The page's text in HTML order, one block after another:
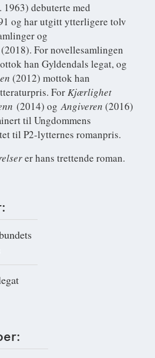
1963) debuterte med
og har utgitt ytterligere tolv
og
(2018). For novellesamlingen
han Gyldendals legat, og
(2012) mottok han
ForKjærlighet
(2014) ogAngiveren (2016)
til Ungdommens
til P2-lytternes romanpris.
er hans trettende roman.